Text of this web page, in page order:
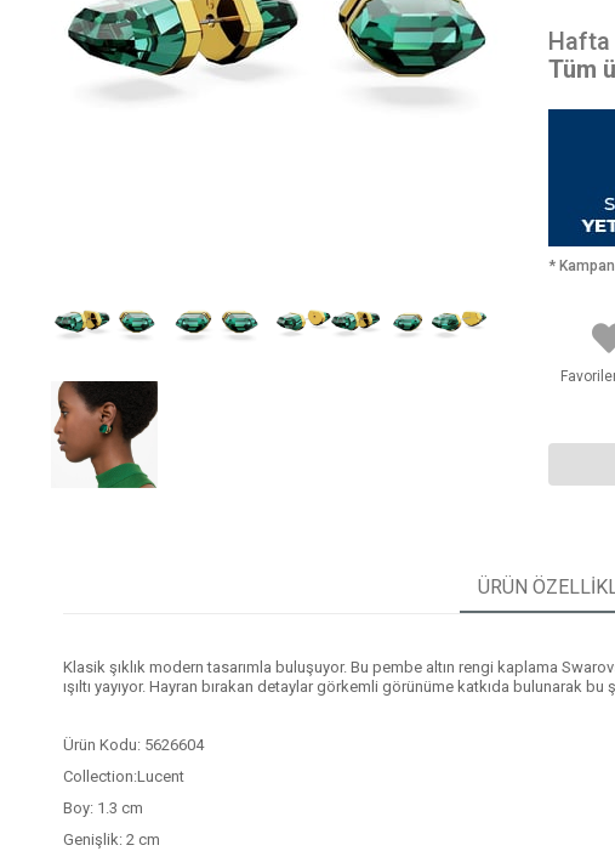
Tüm
*
ÜRÜN
Klasik şıklık modern tasarımla buluşuyor. Bu pembe altın rengi kaplama
ışıltı yayıyor. Hayran bırakan detaylar görkemli görünüme katkıda bulunarak
Ürün Kodu: 5626604
Collection:Lucent
Boy: 1.3 cm
Genişlik: 2 cm